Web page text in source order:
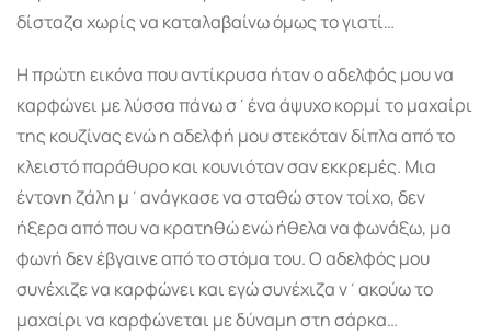
δίσταζα χωρίς να καταλαβαίνω όμως το γιατί…
Η πρώτη εικόνα που αντίκρυσα ήταν ο αδελφός μου να
καρφώνει με λύσσα πάνω σ΄ένα άψυχο κορμί το μαχαίρι
της κουζίνας ενώ η αδελφή μου στεκόταν δίπλα από το
κλειστό παράθυρο και κουνιόταν σαν εκκρεμές. Μια
έντονη ζάλη μ΄ανάγκασε να σταθώ στον τοίχο, δεν
ήξερα από που να κρατηθώ ενώ ήθελα να φωνάξω, μα
φωνή δεν έβγαινε από το στόμα του. Ο αδελφός μου
συνέχιζε να καρφώνει και εγώ συνέχιζα ν΄ακούω το
μαχαίρι να καρφώνεται με δύναμη στη σάρκα…